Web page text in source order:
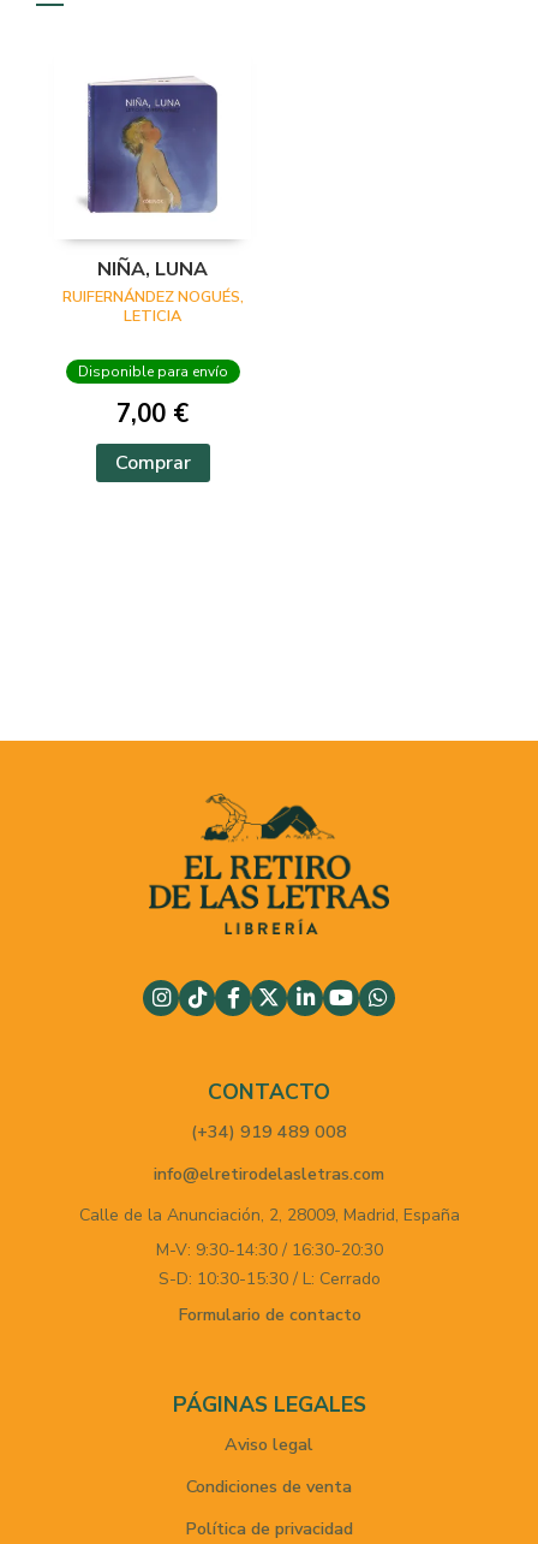
NIÑA, LUNA
RUIFERNÁNDEZ NOGUÉS,
LETICIA
Disponible para envío
7,00 €
Comprar
CONTACTO
(+34) 919 489 008
info@elretirodelasletras.com
Calle de la Anunciación, 2, 28009, Madrid, España
M-V: 9:30-14:30 / 16:30-20:30
S-D: 10:30-15:30 / L: Cerrado
Formulario de contacto
PÁGINAS LEGALES
Aviso legal
Condiciones de venta
Política de privacidad